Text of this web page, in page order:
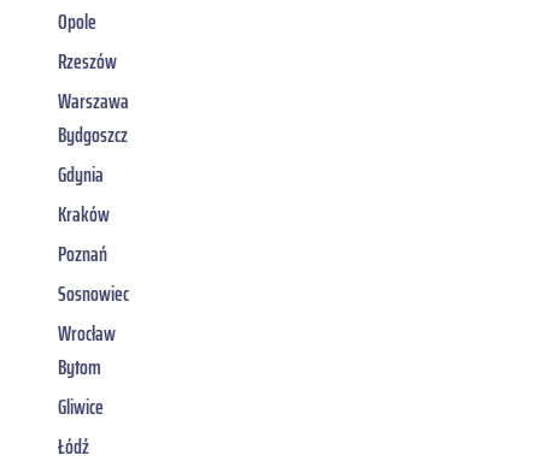
Opole
Rzeszów
Warszawa
Bydgoszcz
Gdynia
Kraków
Poznań
Sosnowiec
Wrocław
Bytom
Gliwice
Łódź